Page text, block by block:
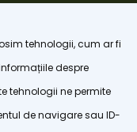
tehnologii, cum ar fi
despre
tehnologii ne permite
de navigare sau ID-